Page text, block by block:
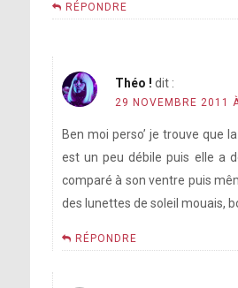
RÉPONDRE
Théo ! dit :
29 NOVEMBRE 2011
Ben moi perso’ je trouve que
est un peu débile puis elle a
comparé à son ventre puis
des lunettes de soleil mouais,
RÉPONDRE